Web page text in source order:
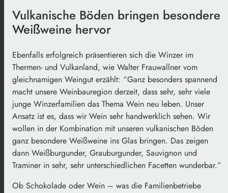
Vulkanische Böden bringen besondere
Weißweine hervor
Ebenfalls erfolgreich präsentieren sich die Winzer im
Thermen- und Vulkanland, wie Walter Frauwallner vom
gleichnamigen Weingut erzählt: “Ganz besonders spannend
macht unsere Weinbauregion derzeit, dass sehr, sehr viele
junge Winzerfamilien das Thema Wein neu leben. Unser
Ansatz ist es, dass wir Wein sehr handwerklich sehen. Wir
wollen in der Kombination mit unseren vulkanischen Böden
ganz besondere Weißweine ins Glas bringen. Das zeigen
dann Weißburgunder, Grauburgunder, Sauvignon und
Traminer in sehr, sehr unterschiedlichen Facetten wunderbar.”
Ob Schokolade oder Wein – was die Familienbetriebe